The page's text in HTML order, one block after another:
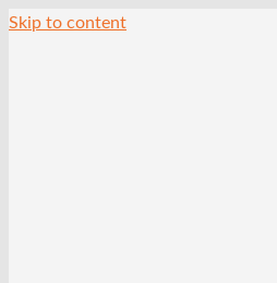
Skip to content